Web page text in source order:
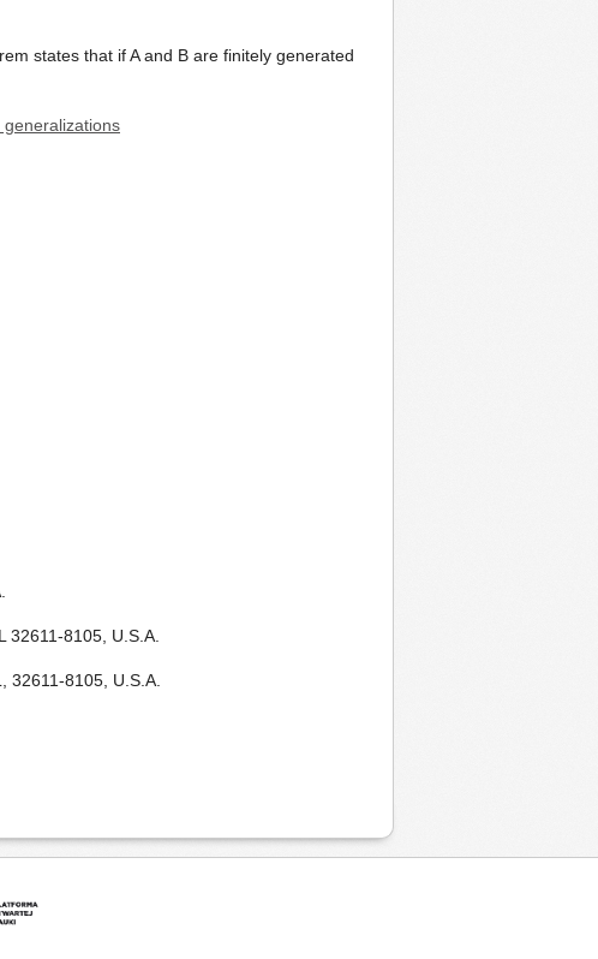
states that if A and B are finitely generated
32611-8105, U.S.A.
32611-8105, U.S.A.